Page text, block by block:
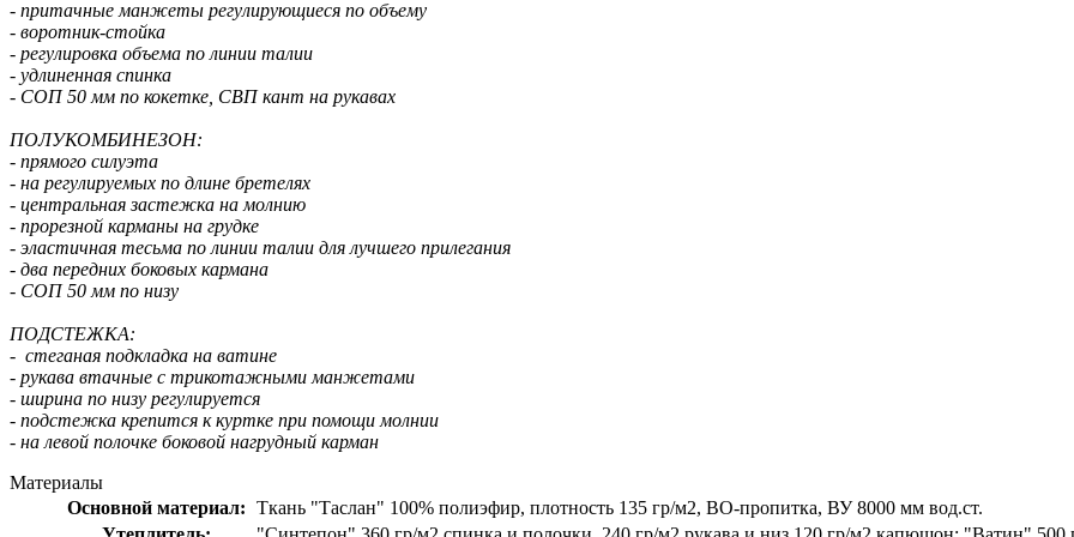
- притачные манжеты регулирующиеся по объему
- воротник-стойка
- регулировка объема по линии талии
- удлиненная спинка
- СОП 50 мм по кокетке, СВП кант на рукавах
ПОЛУКОМБИНЕЗОН:
- прямого силуэта
- на регулируемых по длине бретелях
- центральная застежка на молнию
- прорезной карманы на грудке
- эластичная тесьма по линии талии для лучшего прилегания
- два передних боковых кармана
- СОП 50 мм по низу
ПОДСТЕЖКА:
- стеганая подкладка на ватине
- рукава втачные с трикотажными манжетами
- ширина по низу регулируется
- подстежка крепится к куртке при помощи молнии
- на левой полочке боковой нагрудный карман
Материалы
Основной материал: Ткань "Таслан" 100% полиэфир, плотность 135 гр/м2, ВО-пропитка, ВУ 8000 мм вод.ст.